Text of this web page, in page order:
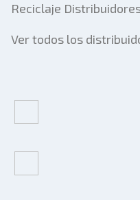
Reciclaje
Ver todos los